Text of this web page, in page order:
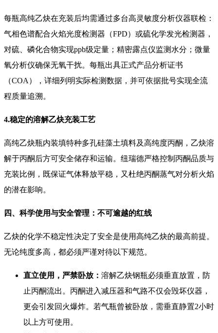
每瓶高纯乙炔在充装后均需通过多台高灵敏度分析仪器联检：
气相色谱配合火焰光度检测器（FPD）或硫化学发光检测器，
对硫、磷化合物实现ppb级定量；精密露点仪监测水分；微量
氧分析仪确保无氧干扰。每瓶出具正式产品分析证书
（COA），详细列明实际检测数据，并可依据批号实现全流
程质量追溯。
4.稳定的溶解乙炔充装工艺
高纯乙炔瓶内装填特种多孔硅藻土填料及高纯度丙酮，乙炔溶
解于丙酮后方可安全储存和运输。纽瑞德严格控制丙酮品质与
充装比例，既保证气体释放平稳，又杜绝丙酮蒸气对分析火焰
的潜在影响。
四、科学使用与安全管理：不可逾越的红线
乙炔的化学不稳定性决定了安全是使用高纯乙炔的最高前提。
无论纯度多高，都必须严谨对待以下规范。
直立使用，严禁卧放： 溶解乙炔钢瓶必须垂直放置，防
止丙酮流出。丙酮进入减压器和气路不仅会毁坏仪器，
更会引发回火爆炸。若气瓶曾被卧放，需垂直静置2小时
以上方可使用。